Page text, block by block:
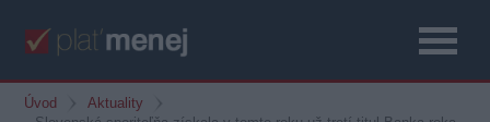
Úvod
Aktuality